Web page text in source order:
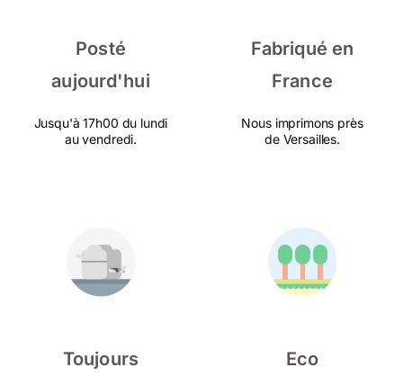
Posté
aujourd'hui
Jusqu'à 17h00 du lundi
au vendredi.
Fabriqué en
France
Nous imprimons près
de Versailles.
Toujours
Eco